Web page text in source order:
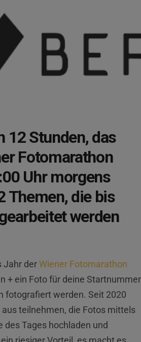
12 Stunden, das
Fotomarathon
Uhr morgens
Themen, die bis
werden
Jahr derWiener Fotomarathon
+ ein Foto für deine Startnummer
fotografiert werden. Seit 2020
aus teilnehmen, die Fotos mittels
des Tages hochladen und